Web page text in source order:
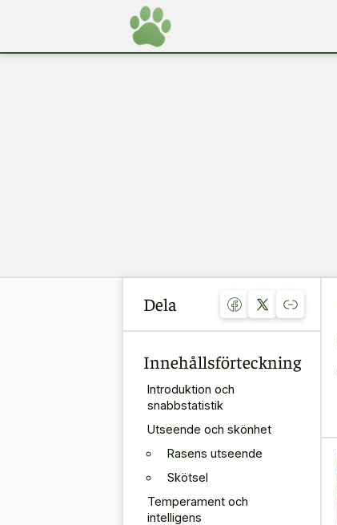
Dela
Innehållsförteckning
Introduktion och
snabbstatistik
Utseende och skönhet
Rasens utseende
Skötsel
Temperament och
intelligens